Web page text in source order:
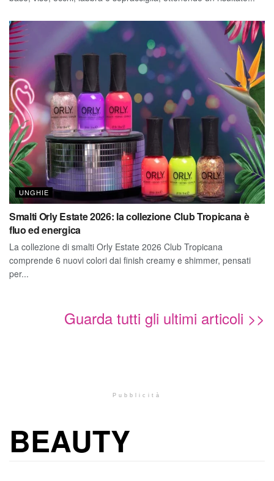
UNGHIE
Smalti Orly Estate 2026: la collezione Club Tropicana è
fluo ed energica
La collezione di smalti Orly Estate 2026 Club Tropicana
comprende 6 nuovi colori dai finish creamy e shimmer, pensati
per...
Guarda tutti gli ultimi articoli >>
Pubblicità
BEAUTY